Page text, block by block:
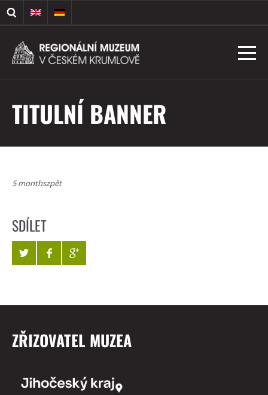
TITULNÍ BANNER
5 monthszpět
SDÍLET
ZŘIZOVATEL MUZEA